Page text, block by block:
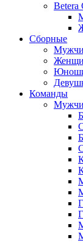
Betera
Сборные
Команды